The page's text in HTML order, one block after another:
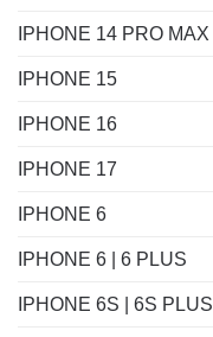
IPHONE 14 PRO MAX
IPHONE 15
IPHONE 16
IPHONE 17
IPHONE 6
IPHONE 6 | 6 PLUS
IPHONE 6S | 6S PLUS